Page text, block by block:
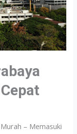
– Memasuki